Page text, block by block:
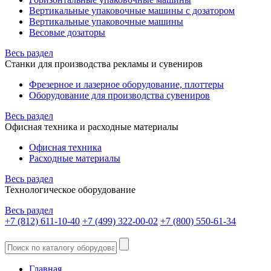
Вертикальные упаковочные машины с дозатором
Вертикальные упаковочные машины
Весовые дозаторы
Весь раздел
Станки для производства рекламы и сувениров
Фрезерное и лазерное оборудование, плоттеры
Оборудование для производства сувениров
Весь раздел
Офисная техника и расходные материалы
Офисная техника
Расходные материалы
Весь раздел
Технологическое оборудование
Весь раздел
+7 (812) 611-10-40 +7 (499) 322-00-02 +7 (800) 550-61-34
Главная